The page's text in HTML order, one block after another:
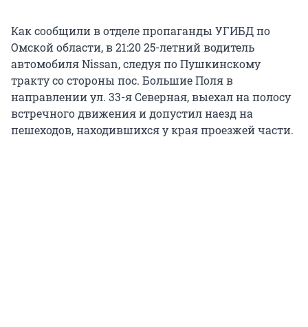
Как сообщили в отделе пропаганды УГИБД по
Омской области, в 21:20 25-летний водитель
автомобиля Nissan, следуя по Пушкинскому
тракту со стороны пос. Большие Поля в
направлении ул. 33-я Северная, выехал на полосу
встречного движения и допустил наезд на
пешеходов, находившихся у края проезжей части.